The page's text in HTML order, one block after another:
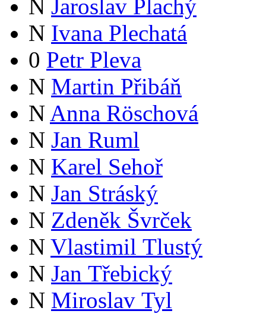
N Jaroslav Plachý
N Ivana Plechatá
0 Petr Pleva
N Martin Přibáň
N Anna Röschová
N Jan Ruml
N Karel Sehoř
N Jan Stráský
N Zdeněk Švrček
N Vlastimil Tlustý
N Jan Třebický
N Miroslav Tyl